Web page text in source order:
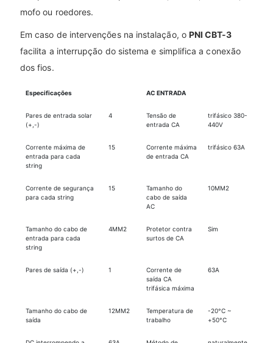
mofo ou roedores.
Em caso de intervenções na instalação, o PNI CBT-3
facilita a interrupção do sistema e simplifica a conexão
dos fios.
Especificações AC ENTRADA
Pares de entrada solar
(+,-)
4
Tensão de
entrada CA
trifásico 380-
440V
Corrente máxima de
entrada para cada
string
15
Corrente máxima
de entrada CA
trifásico 63A
Corrente de segurança
para cada string
15
Tamanho do
cabo de saída
AC
10MM2
Tamanho do cabo de
entrada para cada
string
4MM2
Protetor contra
surtos de CA
Sim
Pares de saída (+,-) 1
Corrente de
saída CA
trifásica máxima
63A
Tamanho do cabo de
saída
12MM2
Temperatura de
trabalho
-20°C ~
+50°C